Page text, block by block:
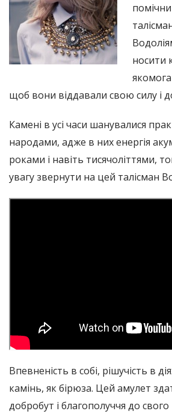
носити
щоб вони віддавали свою силу і
Камені в усі часи шанувалися
народами, адже в них енергія
роками і навіть тисячоліттями,
увагу звернути на цей талісман
Впевненість в собі, рішучість в
камінь, як бірюза. Цей амулет
добробут і благополуччя до